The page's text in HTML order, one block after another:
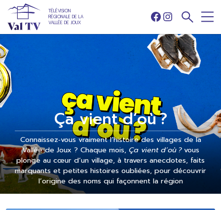
TÉLÉVISION
RÉGIONALE DE LA
VALLÉE DE JOUX
Facebook
Instagram
Ça vient d’où ?
Connaissez‑vous vraiment l’histoire des villages de la
Vallée de Joux ? Chaque mois, Ça vient d’où ?vous
plonge au cœur d’un village, à travers anecdotes, faits
marquants et petites histoires oubliées, pour découvrir
l’origine des noms qui façonnent la région